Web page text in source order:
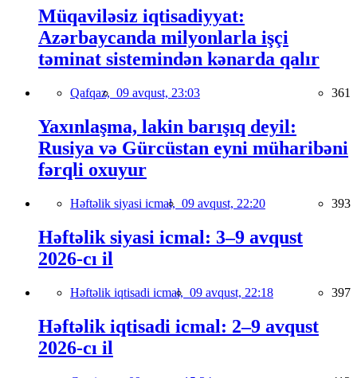
Müqaviləsiz iqtisadiyyat:
Azərbaycanda milyonlarla işçi
təminat sistemindən kənarda qalır
Qafqaz, 09 avqust, 23:03 361
Yaxınlaşma, lakin barışıq deyil:
Rusiya və Gürcüstan eyni müharibəni
fərqli oxuyur
Həftəlik siyasi icmal, 09 avqust, 22:20 393
Həftəlik siyasi icmal: 3–9 avqust
2026-cı il
Həftəlik iqtisadi icmal, 09 avqust, 22:18 397
Həftəlik iqtisadi icmal: 2–9 avqust
2026-cı il